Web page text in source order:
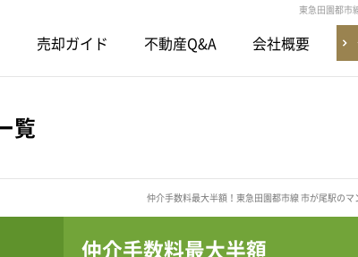
東急田園都市
売却ガイド 不動産Q&A 会社概要
覧
仲介手数料最大半額！東急田園都市線 市が尾駅の
仲介手数料最大半額